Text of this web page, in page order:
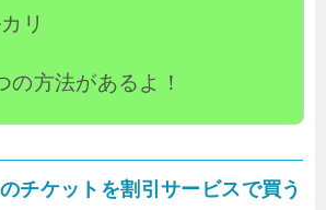
リ
の方法があるよ！
チケットを割引サービスで買う